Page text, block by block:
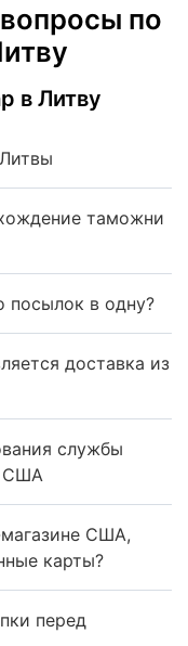
по
в Литву
таможни
посылок в одну?
доставка из
службы
США
США,
карты?
перед